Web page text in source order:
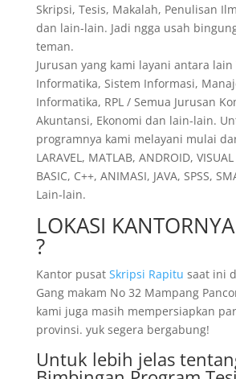
Skripsi, Tesis, Makalah, Penulisan
dan lain-lain. Jadi ngga usah
teman.
Jurusan yang kami layani antara lain
Informatika, Sistem Informasi,
Informatika, RPL / Semua Jurusan
Akuntansi, Ekonomi dan lain-lain.
programnya kami melayani mulai
LARAVEL, MATLAB, ANDROID,
BASIC, C++, ANIMASI, JAVA, SPSS,
Lain-lain.
LOKASI
?
Kantor pusat Skripsi Rapitu saat ini
Gang makam No 32 Mampang
kami juga masih mempersiapkan
provinsi. yuk segera bergabung!
Untuk lebih jelas